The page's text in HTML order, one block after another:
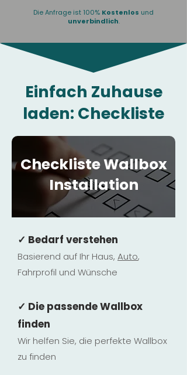
Die Anfrage ist 100% Kostenlos und
unverbindlich.
Einfach Zuhause
laden: Checkliste
Checkliste Wallbox
Installation
✓ Bedarf verstehen
Basierend auf Ihr Haus, Auto,
Fahrprofil und Wünsche
✓ Die passende Wallbox
finden
Wir helfen Sie, die perfekte Wallbox
zu finden